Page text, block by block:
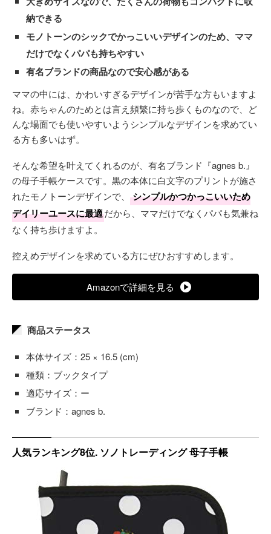
納できる
モノトーンのシックでかっこいいデザインのため、ママ
だけでなくパパも持ちやすい
有名ブランドの商品なので安心感がある
ママの中には、かわいすぎるデザインが苦手な方もいますよ
ね。赤ちゃんのためとは言え頻繁に持ち歩くものなので、ど
んな場面でも使いやすいようシンプルなデザインを求めてい
る方も多いはず。
そんな希望を叶えてくれるのが、有名ブランド『agnes b.』
の母子手帳ケースです。黒の本体に白文字のプリントが施さ
れたモノトーンデザインで、
シンプルかつかっこいいため
デイリーユースに最適だから、ママだけでなくパパも気兼ね
なく持ち歩けますよ。
控えめデザインを求めている方にぜひおすすめします。
Amazonで詳細を見る
商品ステータス
本体サイズ：25 × 16.5 (cm)
種類：ブックタイプ
適応サイズ：ー
ブランド：agnes b.
人気ランキング8位. ソノトレーディング 母子手帳